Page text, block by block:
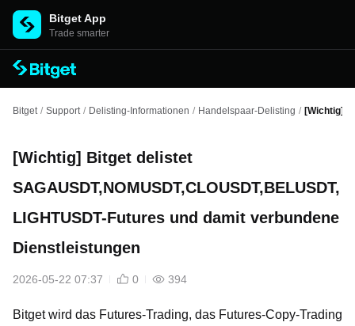
Bitget App
Trade smarter
Bitget / Support / Delisting-Informationen / Handelspaar-Delisting / [Wichtig]
[Wichtig] Bitget delistet
SAGAUSDT,NOMUSDT,CLOUSDT,BELUSDT,
LIGHTUSDT-Futures und damit verbundene
Dienstleistungen
2026-05-22 07:37 0 394
Bitget wird das Futures-Trading, das Futures-Copy-Trading